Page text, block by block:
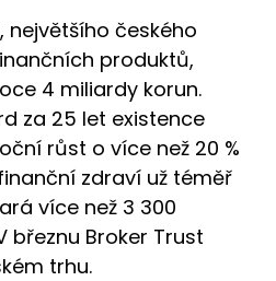
největšího českého
produktů,
4 miliardy korun.
za 25 let existence
růst o více než 20 %
zdraví už téměř
více než 3 300
březnu Broker Trust
trhu.